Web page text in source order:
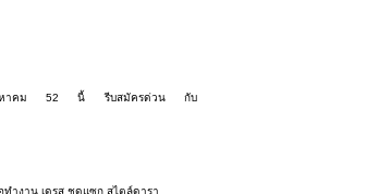
สิงหาคม 52 นี้ รีบสมัครด่วน กับ
ทำงาน เดรส ชุดแซก สไตล์ดารา